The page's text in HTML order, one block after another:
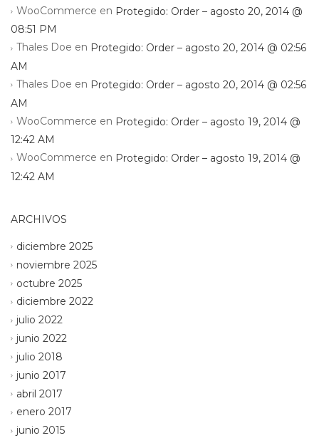
WooCommerce en Protegido: Order – agosto 20, 2014 @
08:51 PM
Thales Doe en Protegido: Order – agosto 20, 2014 @ 02:56
AM
Thales Doe en Protegido: Order – agosto 20, 2014 @ 02:56
AM
WooCommerce en Protegido: Order – agosto 19, 2014 @
12:42 AM
WooCommerce en Protegido: Order – agosto 19, 2014 @
12:42 AM
ARCHIVOS
diciembre 2025
noviembre 2025
octubre 2025
diciembre 2022
julio 2022
junio 2022
julio 2018
junio 2017
abril 2017
enero 2017
junio 2015